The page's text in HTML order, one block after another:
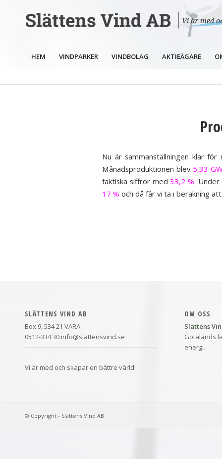
HEM VINDPARKER VINDBOLAG AKTIEÄGARE
Nu är sammanställningen klar
Månadsproduktionen blev 5,33
faktiska siffror med33,2 %.
17 % och då får vi ta i beräkning
SLÄTTENS VIND AB
Box 9, 534 21 VARA
0512-334 30 info@slattensvind.se
Vi är med och skapar en bättre värld!
OM OSS
Slättens
Götalands
energi.
© Copyright - Slättens Vind AB